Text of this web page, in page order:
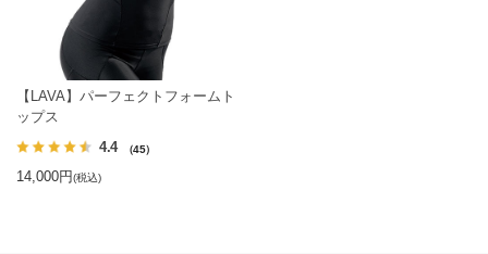
【LAVA】パーフェクトフォームト
ップス
4.4 （45）
14,000円(税込)